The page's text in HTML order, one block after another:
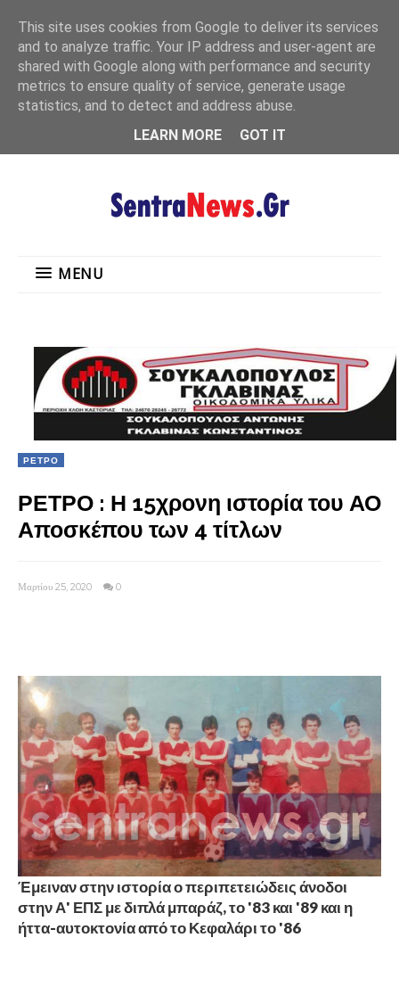
MENU
MENU
ΡΕΤΡΟ
ΡΕΤΡΟ : Η 15χρονη ιστορία του ΑΟ
Αποσκέπου των 4 τίτλων
Μαρτίου 25, 2020 0
Έμειναν στην ιστορία ο περιπετειώδεις άνοδοι
στην Α' ΕΠΣ με διπλά μπαράζ, το '83 και '89 και η
ήττα-αυτοκτονία από το Κεφαλάρι το '86
This site uses cookies from Google to deliver its services
and to analyze traffic. Your IP address and user-agent are
shared with Google along with performance and security
metrics to ensure quality of service, generate usage
statistics, and to detect and address abuse.
LEARN MORE
GOT IT